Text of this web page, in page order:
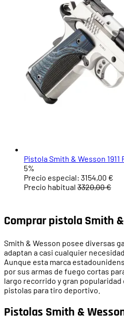
Pistola Smith & Wesson
5%
Precio especial: 3154,00 €
Precio habitual 3320,00 €
Comprar pistola Smith
Smith & Wesson posee diversas
adaptan a casi cualquier
Aunque esta marca
por sus armas de fuego cortas
largo recorrido y gran
pistolas para tiro deportivo.
Pistolas Smith &